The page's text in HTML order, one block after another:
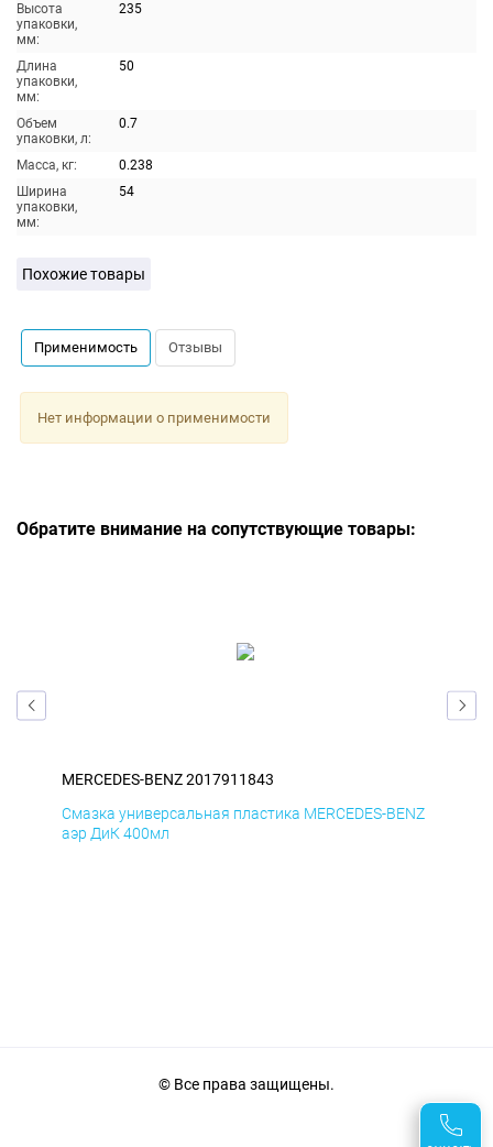
Высота
упаковки,
мм:
235
Длина
упаковки,
мм:
50
Объем
упаковки, л:
0.7
Масса, кг:
0.238
Ширина
упаковки,
мм:
54
Похожие товары
Применимость Отзывы
Нет информации о применимости
Обратите внимание на сопутствующие товары:
MERCEDES-BENZ 2017911843
Смазка универсальная пластика MERCEDES-BENZ
аэр ДиК 400мл
© Все права защищены.